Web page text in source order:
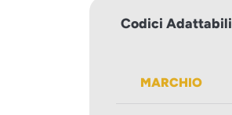
Codici Adattabili
MARCHIO